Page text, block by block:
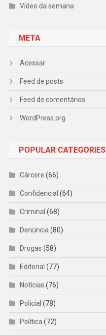
Vídeo da semana
META
Acessar
Feed de posts
Feed de comentários
WordPress.org
POPULAR CATEGORIES
Cárcere (66)
Confidencial (64)
Criminal (68)
Denúncia (80)
Drogas (58)
Editorial (77)
Notícias (76)
Policial (78)
Política (72)